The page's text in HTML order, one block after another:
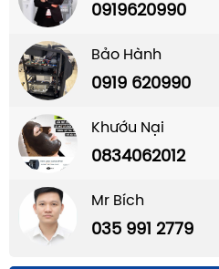
0919620990
Bảo Hành
0919 620990
Khướu Nại
0834062012
Mr Bích
035 991 2779